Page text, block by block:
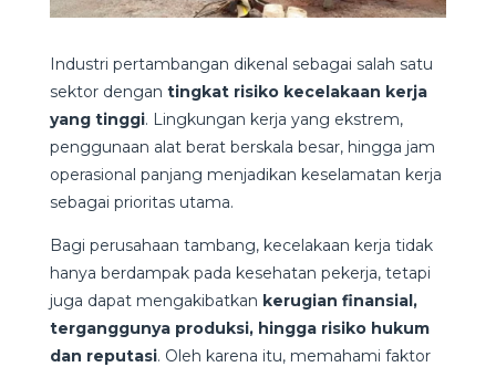
Industri pertambangan dikenal sebagai salah satu
sektor dengan tingkat risiko kecelakaan kerja
yang tinggi. Lingkungan kerja yang ekstrem,
penggunaan alat berat berskala besar, hingga jam
operasional panjang menjadikan keselamatan kerja
sebagai prioritas utama.
Bagi perusahaan tambang, kecelakaan kerja tidak
hanya berdampak pada kesehatan pekerja, tetapi
juga dapat mengakibatkan kerugian finansial,
terganggunya produksi, hingga risiko hukum
dan reputasi. Oleh karena itu, memahami faktor